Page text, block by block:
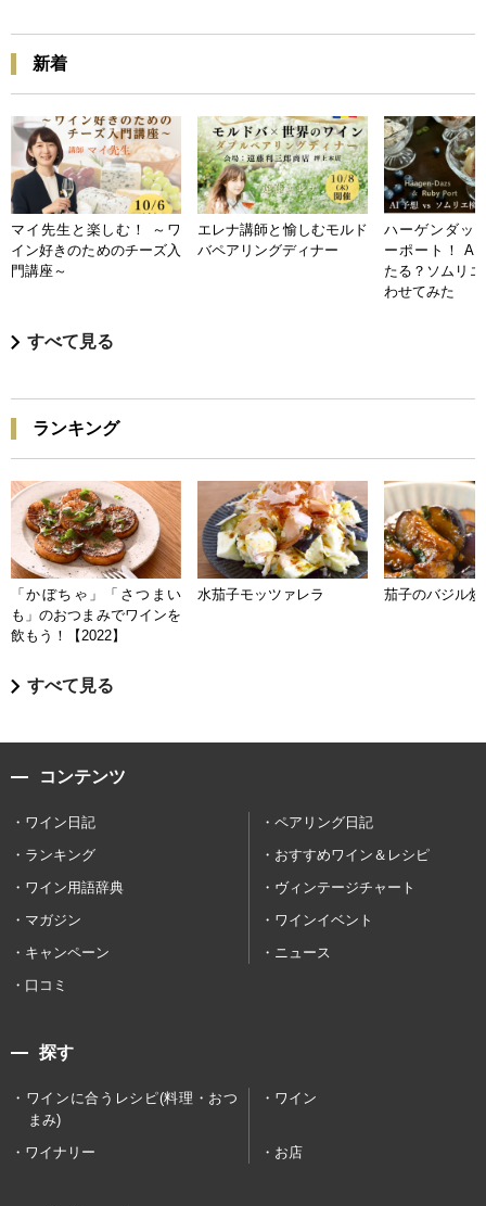
新着
マイ先生と楽しむ！ ～ワ
イン好きのためのチーズ入
門講座～
エレナ講師と愉しむモルド
バペアリングディナー
ハーゲンダッ
ーポート！ AI
たる？ソムリ
わせてみた
すべて見る
ランキング
「かぼちゃ」「さつまい
も」のおつまみでワインを
飲もう！【2022】
水茄子モッツァレラ 茄子のバジル炒
すべて見る
コンテンツ
ワイン日記
ペアリング日記
ランキング
おすすめワイン＆レシピ
ワイン用語辞典
ヴィンテージチャート
マガジン
ワインイベント
キャンペーン
ニュース
口コミ
探す
ワインに合うレシピ(料理・おつ
まみ)
ワイン
ワイナリー お店